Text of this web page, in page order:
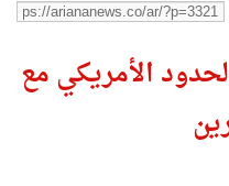
الأمريكي مع